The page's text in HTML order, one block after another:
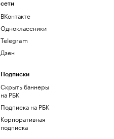
сети
ВКонтакте
Одноклассники
Telegram
Дзен
Подписки
Скрыть баннеры
на РБК
Подписка на РБК
Корпоративная
подписка